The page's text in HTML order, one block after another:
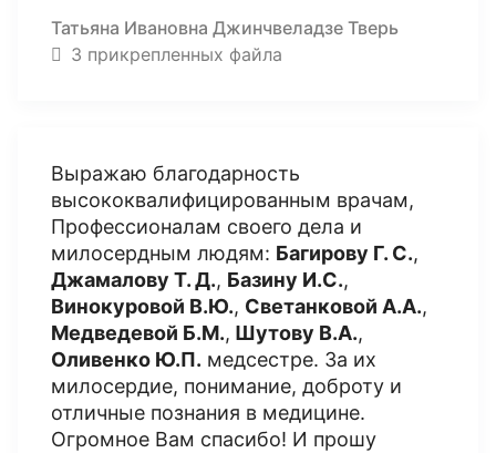
Татьяна Ивановна Джинчвеладзе Тверь
3 прикрепленных файла
Выражаю благодарность
высококвалифицированным врачам,
Профессионалам своего дела и
милосердным людям: Багирову Г. С.,
Джамалову Т. Д., Базину И.С.,
Винокуровой В.Ю., Светанковой А.А.,
Медведевой Б.М., Шутову В.А.,
Оливенко Ю.П. медсестре. За их
милосердие, понимание, доброту и
отличные познания в медицине.
Огромное Вам спасибо! И прошу